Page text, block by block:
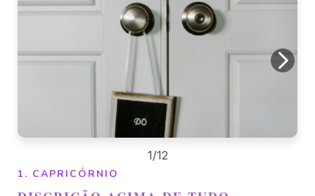
1. CAPRICÓRNIO
1/12